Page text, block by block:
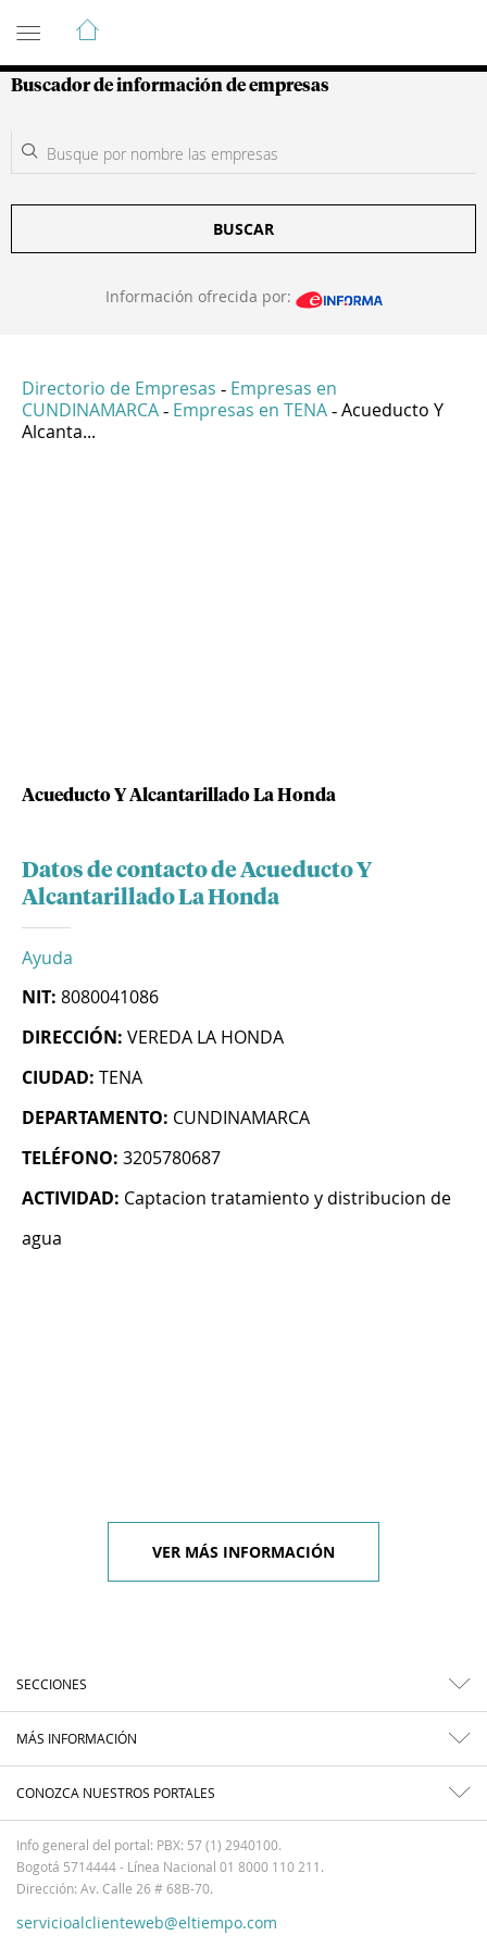
Guía de Empresas Colombianas
Buscador de información de empresas
BUSCAR
Información ofrecida por:
Directorio de Empresas - Empresas en
CUNDINAMARCA - Empresas en TENA - Acueducto Y
Alcanta...
Acueducto Y Alcantarillado La Honda
Datos de contacto de Acueducto Y
Alcantarillado La Honda
Ayuda
NIT: 8080041086
DIRECCIÓN: VEREDA LA HONDA
CIUDAD: TENA
DEPARTAMENTO: CUNDINAMARCA
TELÉFONO: 3205780687
ACTIVIDAD: Captacion tratamiento y distribucion de
agua
VER MÁS INFORMACIÓN
SECCIONES
MÁS INFORMACIÓN
CONOZCA NUESTROS PORTALES
Info general del portal: PBX: 57 (1) 2940100.
Bogotá 5714444 - Línea Nacional 01 8000 110 211.
Dirección: Av. Calle 26 # 68B-70.
servicioalclienteweb@eltiempo.com